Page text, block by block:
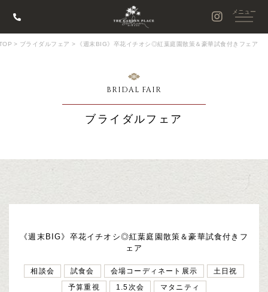
> ブライダルフェア > 《週末BIG》卒花イチオシ◎紅葉庭園散策＆豪華試食付きフェア
BRIDAL FAIR
ブライダルフェア
《週末BIG》卒花イチオシ◎紅葉庭園散策＆豪華試食付きフ
ェア
相談会 試食会 会場コーディネート展示
土日祝
予算重視
1.5次会 マタニティ